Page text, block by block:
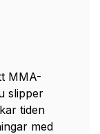
MMA-
slipper
tiden
med